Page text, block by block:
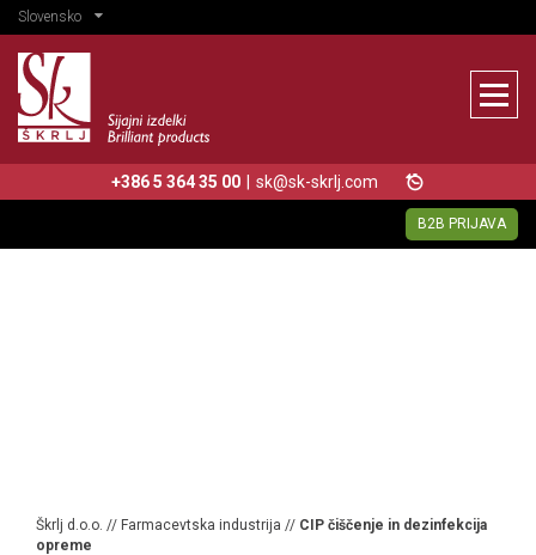
Slovensko
+386 5 364 35 00 | sk@sk-skrlj.com
B2B PRIJAVA
Škrlj d.o.o. // Farmacevtska industrija // CIP čiščenje in dezinfekcija
opreme